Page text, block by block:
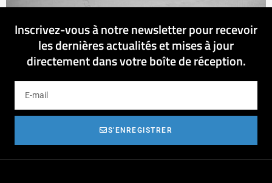
Inscrivez-vous à notre newsletter pour recevoir
les dernières actualités et mises à jour
directement dans votre boîte de réception.
S'ENREGISTRER